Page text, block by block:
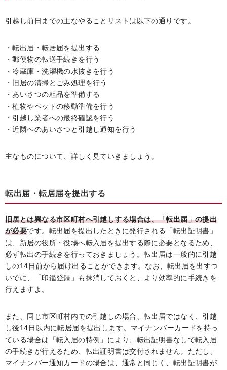
引越し前日までの主なやることリストは以下の通りです。
・転出届・転居届を提出する
・郵便物の転送手続きを行う
・冷蔵庫・洗濯機の水抜きを行う
・旧居の清掃とごみ処理を行う
・あいさつの粗品を準備する
・植物やペットの移動準備を行う
・引越し業者への最終確認を行う
・近隣へのあいさつと引越し通知を行う
主なものについて、詳しく見ていきましょう。
転出届・転居届を提出する
旧居とは異なる市区町村へ引越しする場合は、「転出届」の提出
が必要です。転出届を提出したときに発行される「転出証明書」
は、新居の役所・役場へ転入届を提出する際に必要となるため、
必ず転出の手続きを行っておきましょう。転出届は一般的に引越
しの14日前から届け出ることができます。なお、転出届を出すつ
いでに、「印鑑登録」も抹消しておくと、より効率的に手続きを
行えますよ。
また、同じ市区町村内での引越しの場合、転出届ではなく、引越
し後14日以内に転居届を提出します。マイナンバーカードを持っ
ている場合は「転入届の特例」により、転出証明書なしで転入届
の手続きが行えるため、転出証明書は交付されません。ただし、
マイナンバー通知カードの場合は、通常と同じく、転出証明書が